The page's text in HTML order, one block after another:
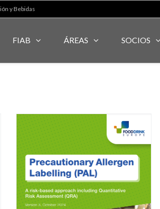
y Bebidas
FIAB ÁREAS SOCIOS